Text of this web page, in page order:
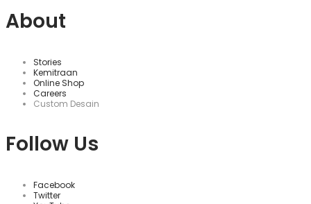
About
Stories
Kemitraan
Online Shop
Careers
Custom Desain
Follow Us
Facebook
Twitter